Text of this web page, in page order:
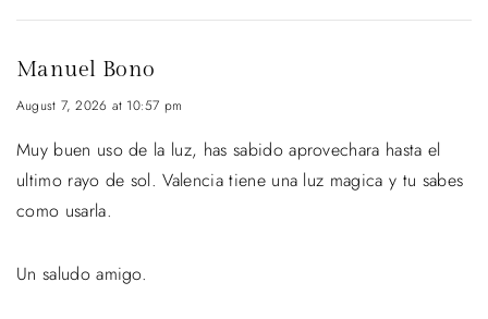
Manuel Bono
August 7, 2026 at 10:57 pm
Muy buen uso de la luz, has sabido aprovechara hasta el
ultimo rayo de sol. Valencia tiene una luz magica y tu sabes
como usarla.
Un saludo amigo.